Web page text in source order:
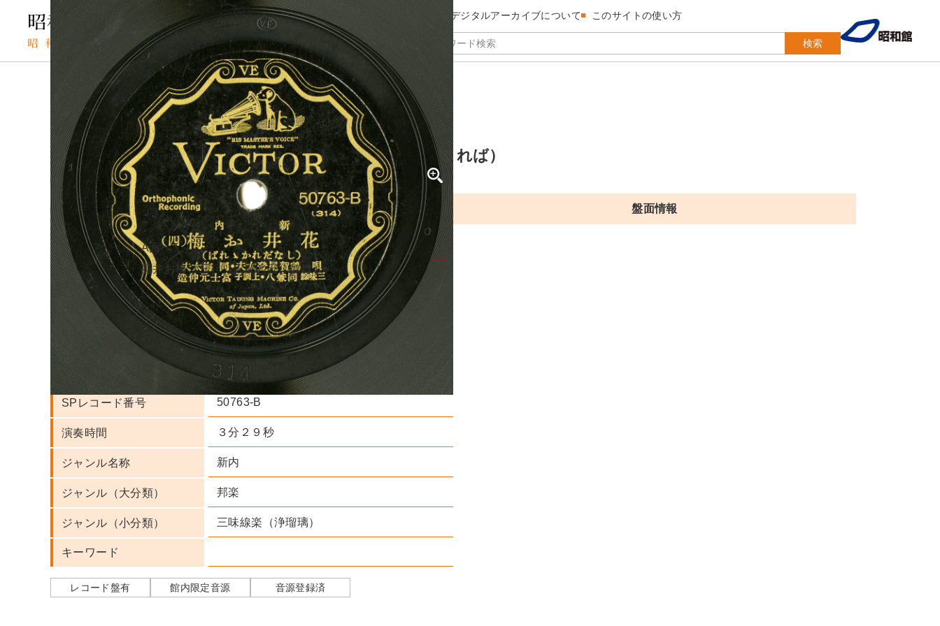
検索
昭和館デジタルアーカイブについて このサイトの使い方
TOP SPレコードの検索結果 花井お梅（四）（しなだれかゝれば）
SPレコード
ハナイオウメ（4）（シナダレカカレバ）
資料番号：
SPH2991301491B
花井お梅（四）（しなだれかゝれば）
盤面情報
B面
A面へ
花井お梅（三）（人間と云ふ奴は）
人名・団体名
レーベル ビクター
発行会社 日本ビクター蓄音器株式會社
SPレコード番号 50763-B
演奏時間 ３分２９秒
ジャンル名称 新内
ジャンル（大分類） 邦楽
ジャンル（小分類） 三味線楽（浄瑠璃）
キーワード
レコード盤有 館内限定音源 音源登録済